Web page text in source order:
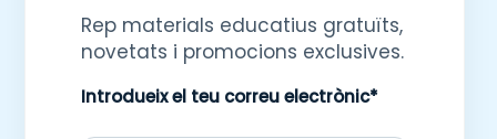
Rep materials educatius gratuïts,
novetats i promocions exclusives.
Introdueix el teu correu electrònic*